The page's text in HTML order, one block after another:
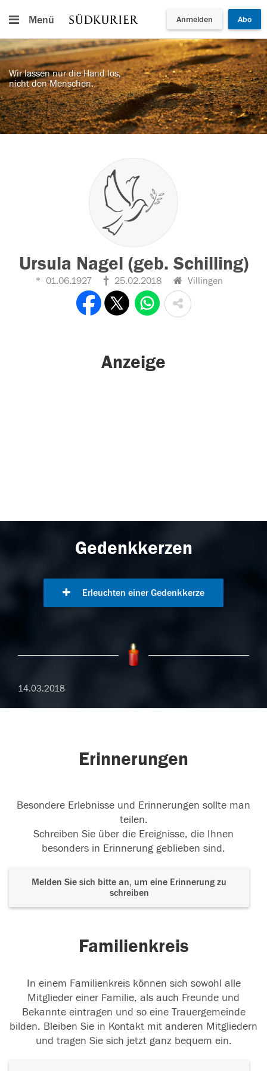
Menü Anmelden Abo
Wir lassen nur die Hand los,
nicht den Menschen.
Ursula Nagel (geb. Schilling)
01.06.1927 25.02.2018 Villingen
Anzeige
Gedenkkerzen
Erleuchten einer Gedenkkerze
14.03.2018
Erinnerungen
Besondere Erlebnisse und Erinnerungen sollte man
teilen.
Schreiben Sie über die Ereignisse, die Ihnen
besonders in Erinnerung geblieben sind.
Melden Sie sich bitte an, um eine Erinnerung zu
schreiben
Familienkreis
In einem Familienkreis können sich sowohl alle
Mitglieder einer Familie, als auch Freunde und
Bekannte eintragen und so eine Trauergemeinde
bilden. Bleiben Sie in Kontakt mit anderen Mitgliedern
und tragen Sie sich jetzt ganz bequem ein.